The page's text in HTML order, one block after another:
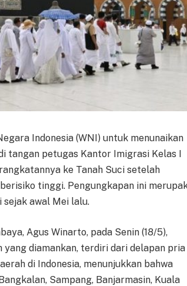
Indonesia (WNI) untuk menunaikan
tangan petugas Kantor Imigrasi Kelas I
ke Tanah Suci setelah
tinggi. Pengungkapan ini
awal Mei lalu.
Agus Winarto, pada Senin (18/5),
diamankan, terdiri dari delapan pria
di Indonesia, menunjukkan bahwa
Sampang, Banjarmasin, Kuala